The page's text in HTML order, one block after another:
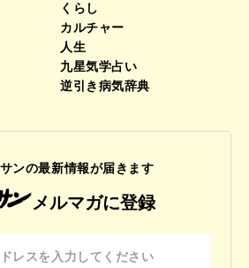
くらし
カルチャー
人生
九星気学占い
逆引き病気辞典
ンの最新情報が届きます
メルマガに登録